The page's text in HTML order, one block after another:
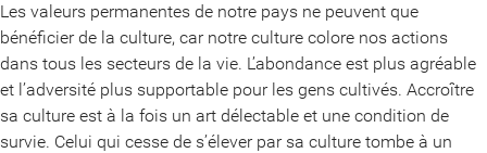
Les valeurs permanentes de notre pays ne peuvent que
bénéficier de la culture, car notre culture colore nos actions
dans tous les secteurs de la vie. L’abondance est plus agréable
et l’adversité plus supportable pour les gens cultivés. Accroître
sa culture est à la fois un art délectable et une condition de
survie. Celui qui cesse de s’élever par sa culture tombe à un